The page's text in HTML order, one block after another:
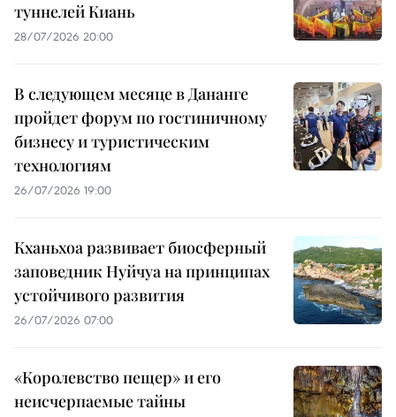
туннелей Киань
28/07/2026 20:00
В следующем месяце в Дананге
пройдет форум по гостиничному
бизнесу и туристическим
технологиям
26/07/2026 19:00
Кханьхоа развивает биосферный
заповедник Нуйчуа на принципах
устойчивого развития
26/07/2026 07:00
«Королевство пещер» и его
неисчерпаемые тайны